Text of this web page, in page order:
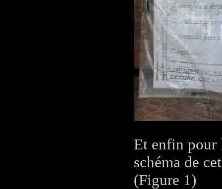
Et enfin pour
schéma de
(Figure 1)